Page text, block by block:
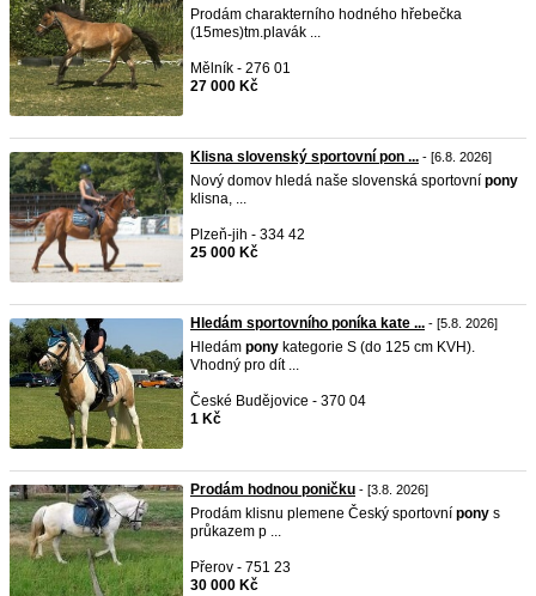
Prodám charakterního hodného hřebečka
(15mes)tm.plavák ...
Mělník - 276 01
27 000 Kč
Klisna slovenský sportovní pon ... - [6.8. 2026]
Nový domov hledá naše slovenská sportovní pony
klisna, ...
Plzeň-jih - 334 42
25 000 Kč
Hledám sportovního poníka kate ... - [5.8. 2026]
Hledám pony kategorie S (do 125 cm KVH).
Vhodný pro dít ...
České Budějovice - 370 04
1 Kč
Prodám hodnou poničku - [3.8. 2026]
Prodám klisnu plemene Český sportovní pony s
průkazem p ...
Přerov - 751 23
30 000 Kč